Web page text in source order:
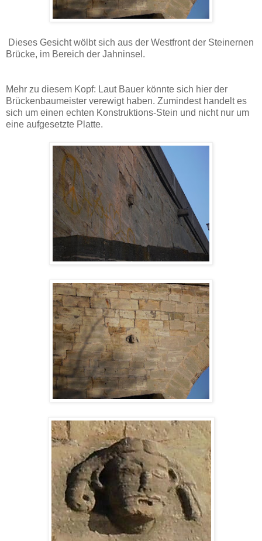
Dieses Gesicht wölbt sich aus der Westfront der Steinernen
Brücke, im Bereich der Jahninsel.
Mehr zu diesem Kopf: Laut Bauer könnte sich hier der
Brückenbaumeister verewigt haben. Zumindest handelt es
sich um einen echten Konstruktions-Stein und nicht nur um
eine aufgesetzte Platte.